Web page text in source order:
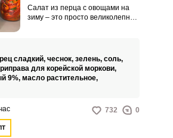
Салат из перца с овощами на
зиму – это просто великолепная
отличным угощением для вас и
ваших гостей за праздничным
столом или дополнением к
ужину. Готовить его очень легко
сладкий, чеснок, зелень, соль,
для корейской моркови,
9%, масло растительное,
732 0